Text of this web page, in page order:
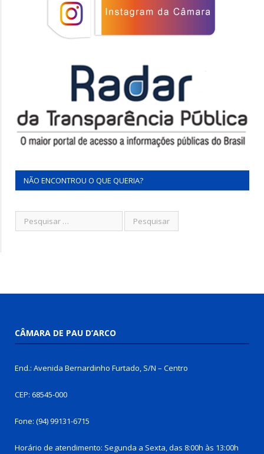
NÃO ENCONTROU O QUE QUERIA?
CÂMARA DE PAU D’ARCO
End.: Avenida Bernardinho Furtado, S/N – Centro
CEP: 68545-000
Fone: (94) 99131-6715
Horário de atendimento: Segunda a Sexta, das 8:00h às 13:00h